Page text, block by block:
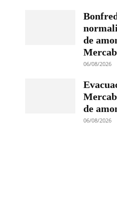
de
06/08/2026
de
06/08/2026